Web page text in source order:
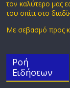
τον καλύτερο μας
του σπίτι στο
Με σεβασμό προς
Ροή
Ειδήσεων